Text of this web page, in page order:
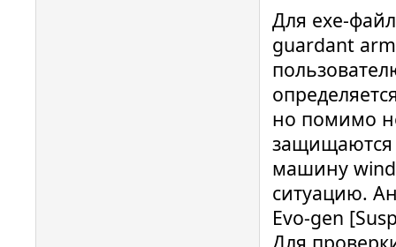
Для exe-
guardant
но помимо
защищаются
машину
ситуацию.
Evo-gen
Для